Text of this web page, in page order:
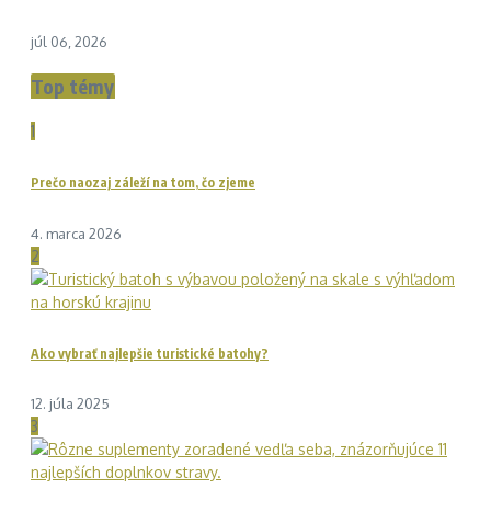
júl 06, 2026
Top témy
1
Prečo naozaj záleží na tom, čo zjeme
4. marca 2026
2
Ako vybrať najlepšie turistické batohy?
12. júla 2025
3